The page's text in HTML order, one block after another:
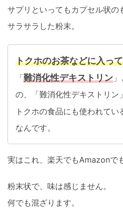
サプリといってもカプセル状の
サラサラした粉末。
トクホのお茶などに入っ
「難消化性デキストリン
の、「難消化性デキストリン
トクホの食品にも使われてい
なんです。
実はこれ、楽天でもAmazonで
粉末状で、味は感じません。
何でも混ざります。